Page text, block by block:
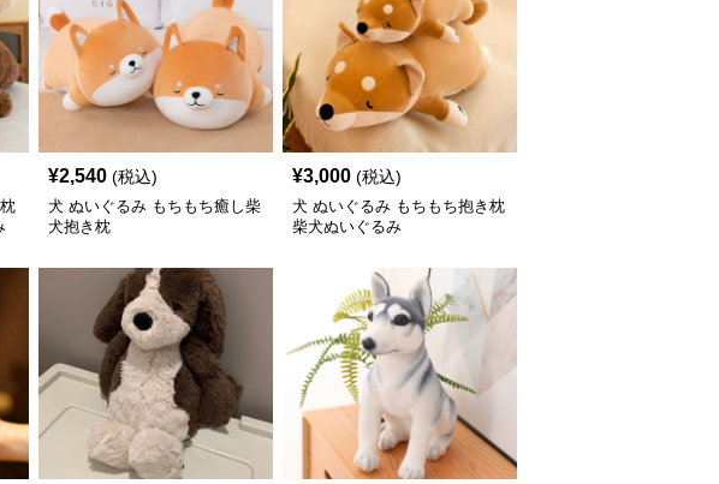
¥2,540 (税込)
犬 ぬいぐるみ もちもち癒し柴
犬抱き枕
¥3,000 (税込)
犬 ぬいぐるみ もちもち抱き枕
柴犬ぬいぐるみ